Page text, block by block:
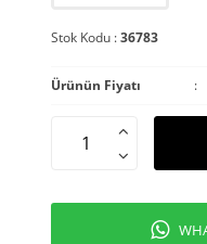
Stok Kodu :36783
Ürünün Fiyatı :